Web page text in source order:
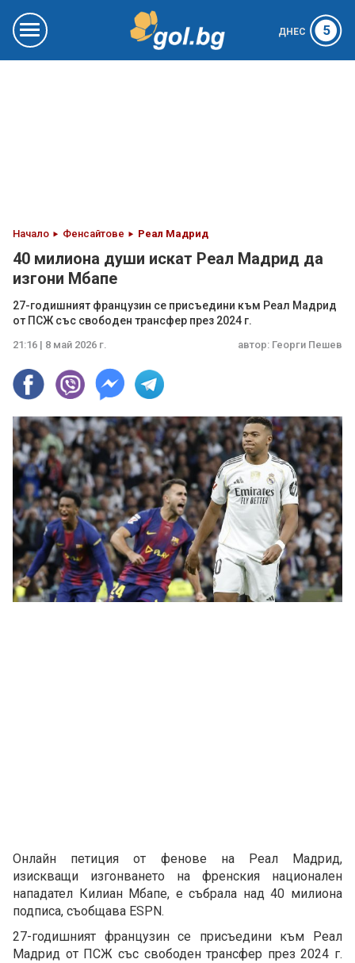
ДНЕС 5
Начало Фенсайтове Реал Мадрид
40 милиона души искат Реал Мадрид да
изгони Мбапе
27-годишният французин се присъедини към Реал Мадрид
от ПСЖ със свободен трансфер през 2024 г.
21:16 | 8 май 2026 г. автор: Георги Пешев
Онлайн петиция от фенове на Реал Мадрид,
изискващи изгонването на френския национален
нападател Килиан Мбапе, е събрала над 40 милиона
подписа, съобщава ESPN.
27-годишният французин се присъедини към Реал
Мадрид от ПСЖ със свободен трансфер през 2024 г.